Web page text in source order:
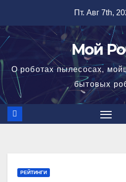
содержимому
Пт. Авг 7th,
Мой
О роботах пылесосах,
бытовых
РЕЙТИНГИ